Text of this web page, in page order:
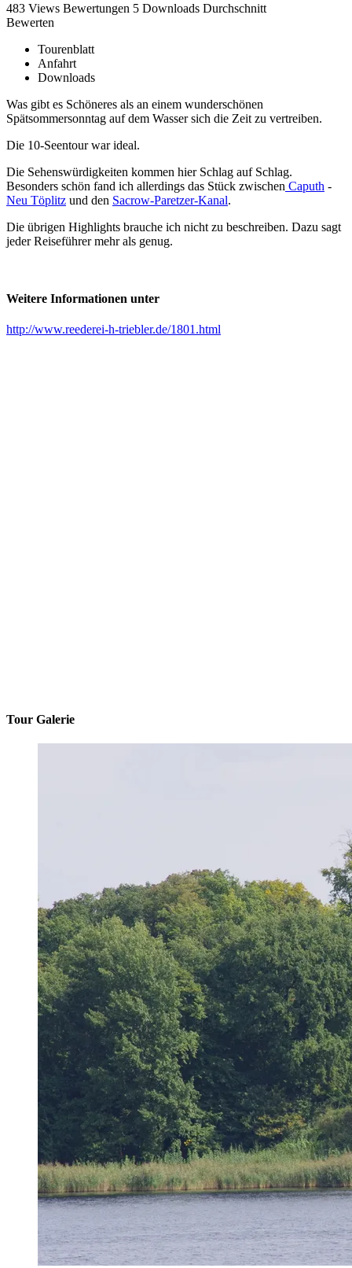
483 Views Bewertungen 5 Downloads Durchschnitt
Bewerten
Tourenblatt
Anfahrt
Downloads
Was gibt es Schöneres als an einem wunderschönen
Spätsommersonntag auf dem Wasser sich die Zeit zu vertreiben.
Die 10-Seentour war ideal.
Die Sehenswürdigkeiten kommen hier Schlag auf Schlag.
Besonders schön fand ich allerdings das Stück zwischen Caputh -
Neu Töplitz und den Sacrow-Paretzer-Kanal.
Die übrigen Highlights brauche ich nicht zu beschreiben. Dazu sagt
jeder Reiseführer mehr als genug.
Weitere Informationen unter
http://www.reederei-h-triebler.de/1801.html
Tour Galerie